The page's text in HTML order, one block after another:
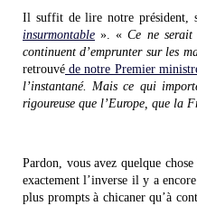
Il suffit de lire notre président,
insurmontable ». «Ce ne serait
continuent d’emprunter sur les
retrouvé de notre Premier
l’instantané. Mais ce qui
rigoureuse que l’Europe, que la
Pardon, vous avez quelque
exactement l’inverse il y a
plus prompts à chicaner qu’à